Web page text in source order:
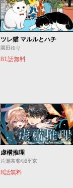
ツレ猫 マルルとハチ
園田ゆり
81話無料
虚構推理
片瀬茶柴/城平京
8話無料